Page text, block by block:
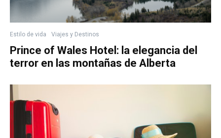
Estilo de vida Viajes y Destinos
Prince of Wales Hotel: la elegancia del
terror en las montañas de Alberta